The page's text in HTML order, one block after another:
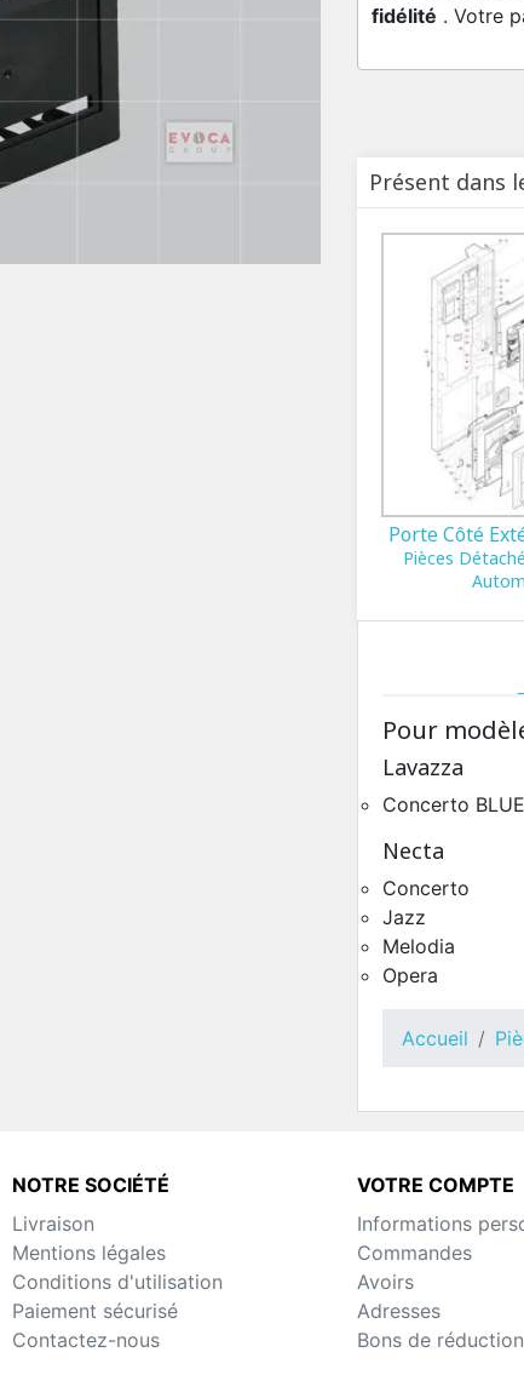
fidélité . Votre
Présent dans
Porte Côté
Pièces
Porte Côté
Pièces
Porte Côté
Pour
Lavazza
Concerto BLUE
Necta
Concerto
Jazz
Melodia
Opera
Accueil
NOTRE SOCIÉTÉ
Livraison
Mentions légales
Conditions d'utilisation
Paiement sécurisé
Contactez-nous
VOTRE COMPTE
Informations
Commandes
Avoirs
Adresses
Bons de réduction